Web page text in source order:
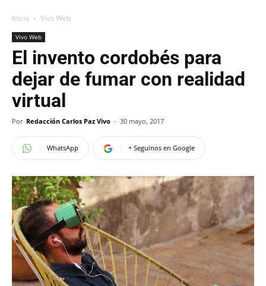
Inicio Vivo Web
Vivo Web
El invento cordobés para
dejar de fumar con realidad
virtual
Por Redacción Carlos Paz Vivo - 30 mayo, 2017
WhatsApp + Seguinos en Google